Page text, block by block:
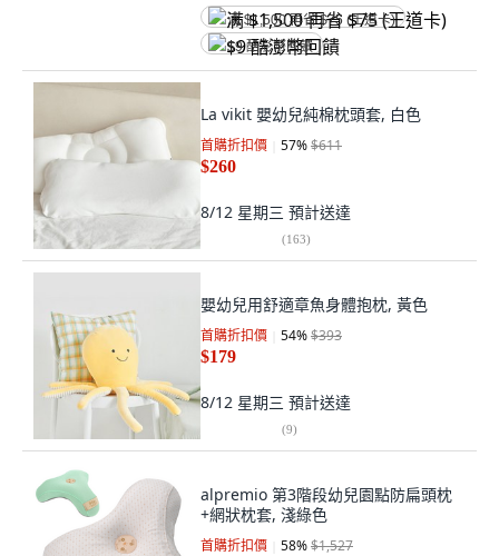
满 $1,500 再省 $75 (王道卡)
$9 酷澎幣回饋
La vikit 嬰幼兒純棉枕頭套, 白色
首購折扣價 57%$611
$260
8/12 星期三 預計送達
(163)
嬰幼兒用舒適章魚身體抱枕, 黃色
首購折扣價 54%$393
$179
8/12 星期三 預計送達
(9)
alpremio 第3階段幼兒園點防扁頭枕
+網狀枕套, 淺綠色
首購折扣價 58%$1,527